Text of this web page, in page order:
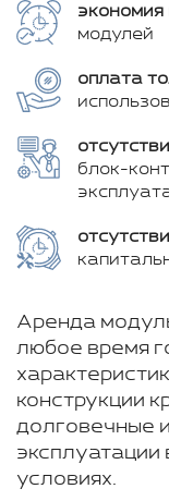
экономия
модулей
оплата
блок-
Аренда
любое время
конструкции
долговечные
эксплуатации
условиях.